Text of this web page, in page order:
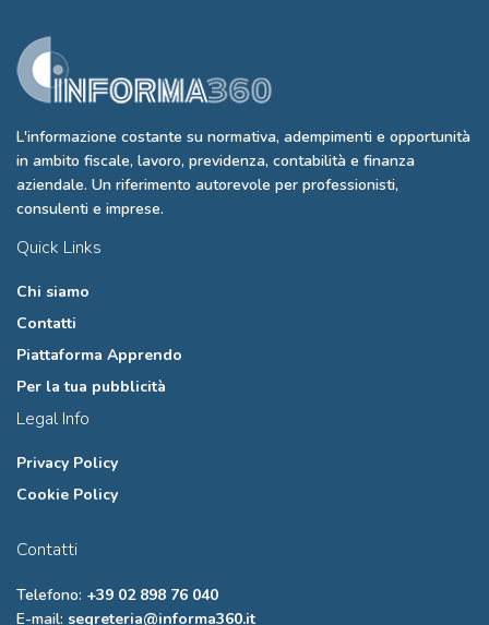
L'informazione costante su normativa, adempimenti e opportunità
in ambito fiscale, lavoro, previdenza, contabilità e finanza
aziendale. Un riferimento autorevole per professionisti,
consulenti e imprese.
Quick Links
Chi siamo
Contatti
Piattaforma Apprendo
Per la tua pubblicità
Legal Info
Privacy Policy
Cookie Policy
Contatti
Telefono: +39 02 898 76 040
E-mail: segreteria@informa360.it